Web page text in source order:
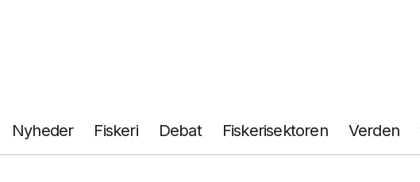
Nyheder Fiskeri Debat Fiskerisektoren Verden